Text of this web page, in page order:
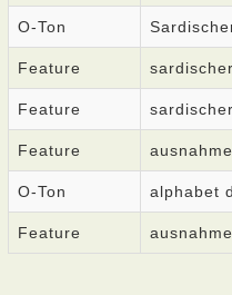
O-Ton
Feature
Feature
Feature
O-Ton alphabet
Feature